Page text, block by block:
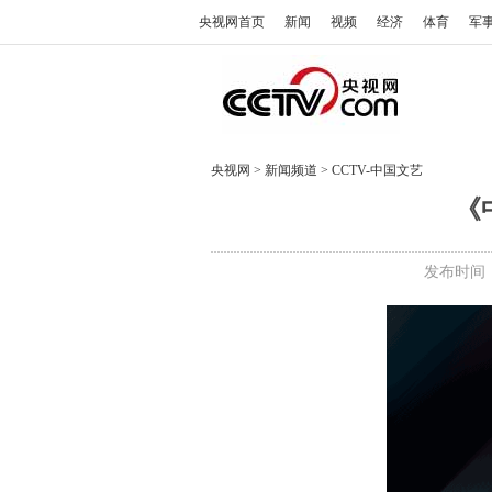
央视网首页 新闻 视频 经济 体育 军
央视网 > 新闻频道 > CCTV-中国文艺
发布时